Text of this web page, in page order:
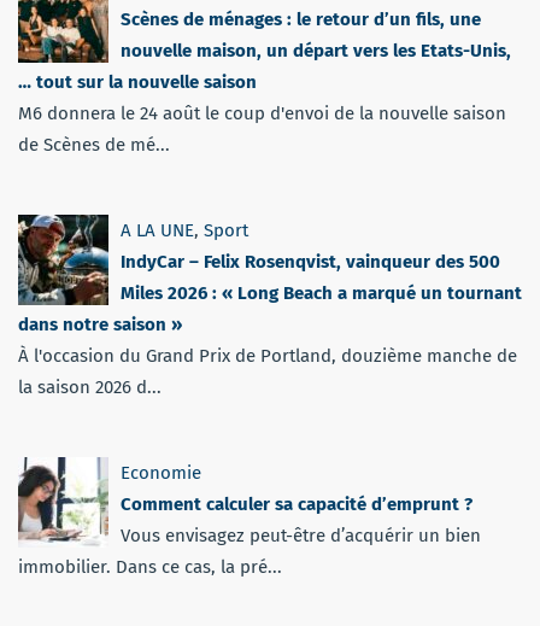
Scènes de ménages : le retour d’un fils, une
nouvelle maison, un départ vers les Etats-Unis,
… tout sur la nouvelle saison
M6 donnera le 24 août le coup d'envoi de la nouvelle saison
de Scènes de mé...
A LA UNE, Sport
IndyCar – Felix Rosenqvist, vainqueur des 500
Miles 2026 : « Long Beach a marqué un tournant
dans notre saison »
À l'occasion du Grand Prix de Portland, douzième manche de
la saison 2026 d...
Economie
Comment calculer sa capacité d’emprunt ?
Vous envisagez peut-être d’acquérir un bien
immobilier. Dans ce cas, la pré...